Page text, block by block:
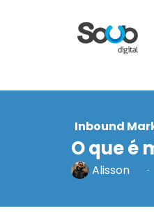
Inbound
O que é
Alisson